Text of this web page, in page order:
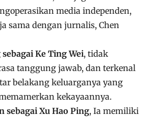
media independen,
sama dengan jurnalis, Chen
sebagai Ke Ting Wei, tidak
tanggung jawab, dan terkenal
belakang keluarganya yang
kekayaannya.
sebagai Xu Hao Ping, Ia memiliki